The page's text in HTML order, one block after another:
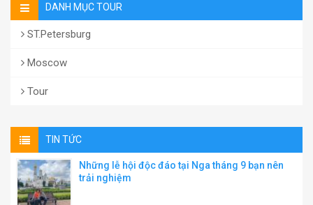
DANH MỤC TOUR
ST.Petersburg
Moscow
Tour
TIN TỨC
Những lễ hội độc đáo tại Nga tháng 9 bạn nên
trải nghiệm